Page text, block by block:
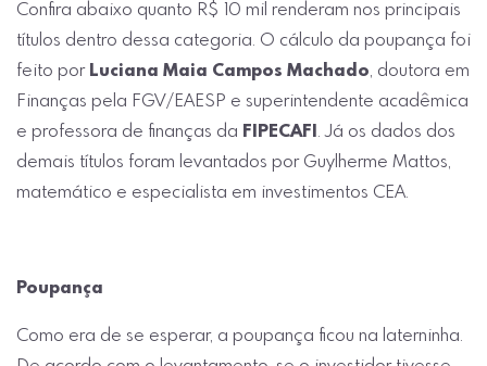
Confira abaixo quanto R$ 10 mil renderam nos principais
títulos dentro dessa categoria. O cálculo da poupança foi
feito por Luciana Maia Campos Machado, doutora em
Finanças pela FGV/EAESP e superintendente acadêmica
e professora de finanças da FIPECAFI . Já os dados dos
demais títulos foram levantados por Guylherme Mattos,
matemático e especialista em investimentos CEA.
Poupança
Como era de se esperar, a poupança ficou na laterninha.